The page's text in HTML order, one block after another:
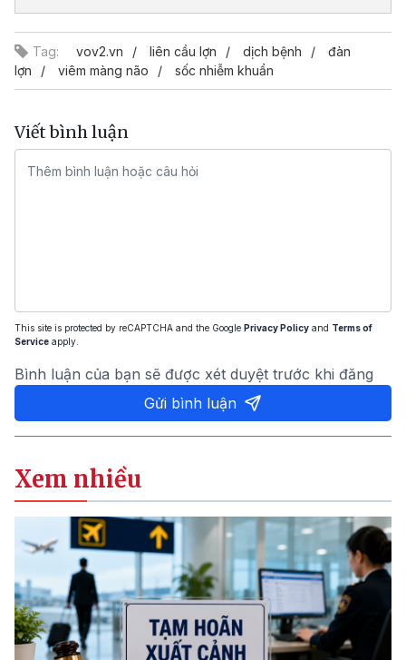
Tag: vov2.vn liên cầu lợn dịch bệnh
đàn
lợn
viêm màng não sốc nhiễm khuẩn
Viết bình luận
This site is protected by reCAPTCHA and the Google Privacy Policy and Terms of
Service apply.
Bình luận của bạn sẽ được xét duyệt trước khi đăng
Gửi bình luận
Xem nhiều